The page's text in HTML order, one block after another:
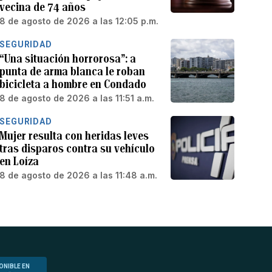
vecina de 74 años
8 de agosto de 2026 a las 12:05 p.m.
SEGURIDAD
“Una situación horrorosa”: a
punta de arma blanca le roban
bicicleta a hombre en Condado
8 de agosto de 2026 a las 11:51 a.m.
SEGURIDAD
Mujer resulta con heridas leves
tras disparos contra su vehículo
en Loíza
8 de agosto de 2026 a las 11:48 a.m.
EN